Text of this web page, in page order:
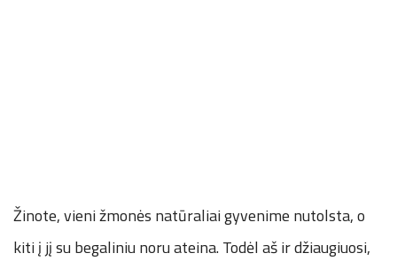
Žinote, vieni žmonės natūraliai gyvenime nutolsta, o
kiti į jį su begaliniu noru ateina. Todėl aš ir džiaugiuosi,